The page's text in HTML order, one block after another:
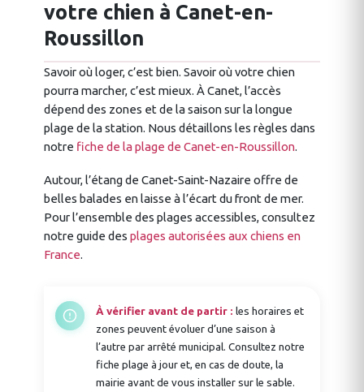
votre chien à Canet-en-
Roussillon
Savoir où loger, c’est bien. Savoir où votre chien
pourra marcher, c’est mieux. À Canet, l’accès
dépend des zones et de la saison sur la longue
plage de la station. Nous détaillons les règles dans
notre fiche de la plage de Canet-en-Roussillon.
Autour, l’étang de Canet-Saint-Nazaire offre de
belles balades en laisse à l’écart du front de mer.
Pour l’ensemble des plages accessibles, consultez
notre guide des plages autorisées aux chiens en
France.
À vérifier avant de partir : les horaires et
zones peuvent évoluer d’une saison à
l’autre par arrêté municipal. Consultez notre
fiche plage à jour et, en cas de doute, la
mairie avant de vous installer sur le sable.